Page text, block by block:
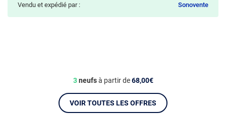
Vendu et expédié par : Sonovente
3neufsà partir de68,00€
VOIR TOUTES LES OFFRES